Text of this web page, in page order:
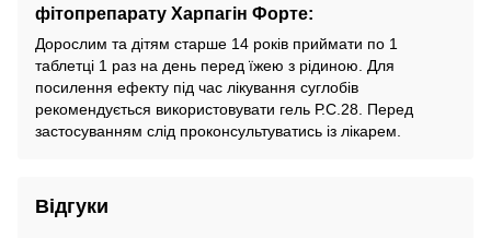
фітопрепарату Харпагін Форте:
Дорослим та дітям старше 14 років приймати по 1
таблетці 1 раз на день перед їжею з рідиною. Для
посилення ефекту під час лікування суглобів
рекомендується використовувати гель Р.С.28. Перед
застосуванням слід проконсультуватись із лікарем.
Відгуки